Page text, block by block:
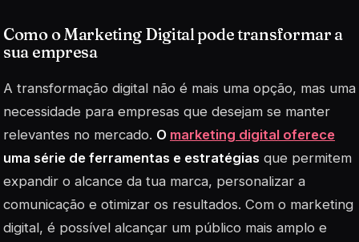
Como o Marketing Digital pode transformar a
sua empresa
A transformação digital não é mais uma opção, mas uma
necessidade para empresas que desejam se manter
relevantes no mercado. O marketing digital oferece
uma série de ferramentas e estratégias que permitem
expandir o alcance da tua marca, personalizar a
comunicação e otimizar os resultados. Com o marketing
digital, é possível alcançar um público mais amplo e